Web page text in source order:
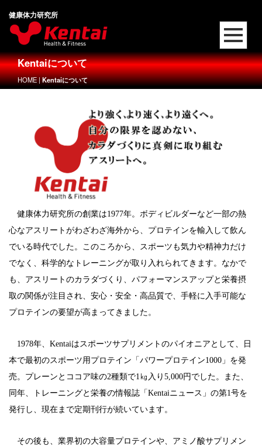
健康体力研究所
Kentaiについて
HOME|Kentaiについて
健康体力研究所の創業は1977年。 ボディビルダーなど一部の熱
心なアスリートがわざわざ海外から、プロテインを輸入して飲ん
でいる時代でした。
このころから、スポーツも気力や精神力だけ
でなく、科学的なトレーニングが取り入れられてきます。 なかで
も、アスリートのカラダづくり、パフォーマンスアップと栄養摂
取の関係が注目され、 安心・安全・高品質で、手軽に入手可能な
プロテインの要望が高まってきました。
1978年、Kentaiはスポーツサプリメントのパイオニアとして、
日
本で最初のスポーツ用プロテイン「パワープロテイン1000」を発
売。 プレーンとココア味の2種類で1㎏入り5,000円でした。
また、
同年、トレーニングと栄養の情報誌「Kentaiニュース」の第1号を
発行し、現在まで定期刊行が続いています。
その後も、業界初の大容量プロテインや、アミノ酸サプリメン